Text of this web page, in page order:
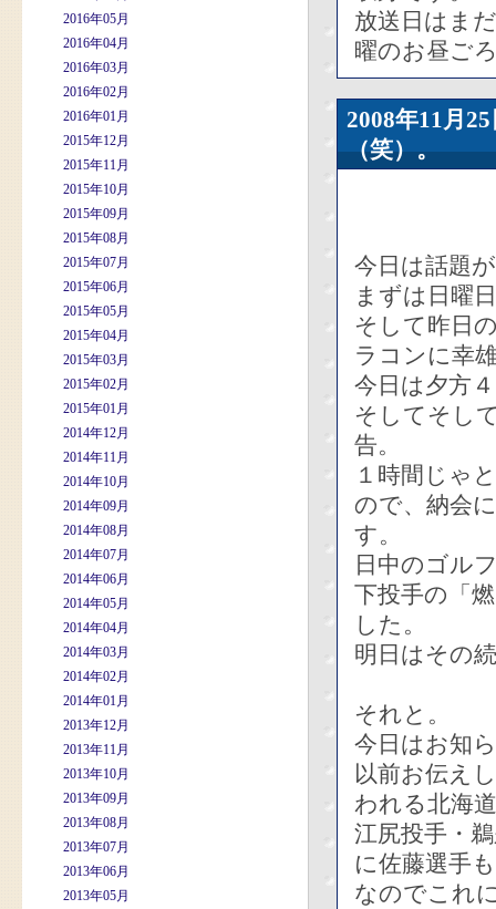
2016年05月
2016年04月
2016年03月
2016年02月
2016年01月
2015年12月
2015年11月
2015年10月
2015年09月
2015年08月
2015年07月
2015年06月
2015年05月
2015年04月
2015年03月
2015年02月
2015年01月
2014年12月
2014年11月
2014年10月
2014年09月
2014年08月
2014年07月
2014年06月
2014年05月
2014年04月
2014年03月
2014年02月
2014年01月
2013年12月
2013年11月
2013年10月
2013年09月
2013年08月
2013年07月
2013年06月
2013年05月
放送日はま
曜のお昼ご
2008年11
（笑）。
今日は話題
まずは日曜
そして昨日
ラコンに幸
今日は夕方
そしてそし
告。
１時間じゃ
ので、納会
す。
日中のゴル
下投手の「
した。
明日はその
それと。
今日はお知
以前お伝え
われる北海
江尻投手・
に佐藤選手
なのでこれ